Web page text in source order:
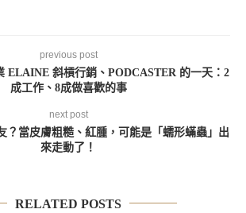
previous post
ELAINE 斜槓行銷、PODCASTER 的一天：2
成工作、8成做喜歡的事
next post
？當皮膚粗糙、紅腫，可能是「蠕形蟎蟲」出
來走動了！
RELATED POSTS